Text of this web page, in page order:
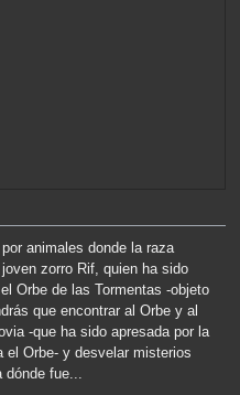
animales donde la raza
zorro Rif, quien ha sido
Orbe de las Tormentas -objeto
que encontrar al Orbe y al
-que ha sido apresada por la
Orbe- y desvelar misterios
dónde fue...